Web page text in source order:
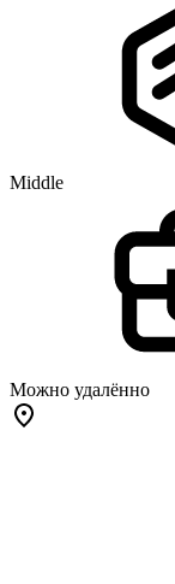
Middle
Можно удалённо